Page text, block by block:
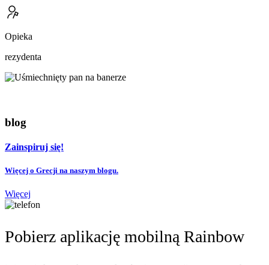
Opieka
rezydenta
blog
Zainspiruj się!
Więcej o Grecji na naszym blogu.
Więcej
Pobierz aplikację mobilną Rainbow